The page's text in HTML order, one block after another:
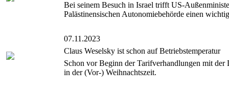
Bei seinem Besuch in Israel trifft US-
Palästinensischen Autonomiebehörde einen
07.11.2023
Claus Weselsky ist schon auf Betriebstemperatur
Schon vor Beginn der Tarifverhandlungen mit
in der (Vor-) Weihnachtszeit.